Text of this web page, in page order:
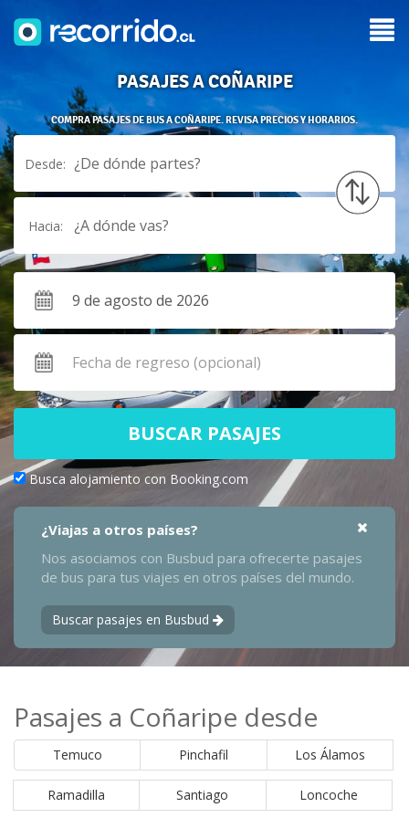
PASAJES A COÑARIPE
COMPRA PASAJES DE BUS A COÑARIPE. REVISA PRECIOS Y HORARIOS.
Desde: ¿De dónde partes?
Hacia: ¿A dónde vas?
BUSCAR PASAJES
Busca alojamiento con Booking.com
¿Viajas a otros países?
Nos asociamos con Busbud para ofrecerte pasajes
de bus para tus viajes en otros países del mundo.
Buscar pasajes en Busbud
Pasajes a Coñaripe desde
Temuco Pinchafil Los Álamos
Ramadilla Santiago Loncoche